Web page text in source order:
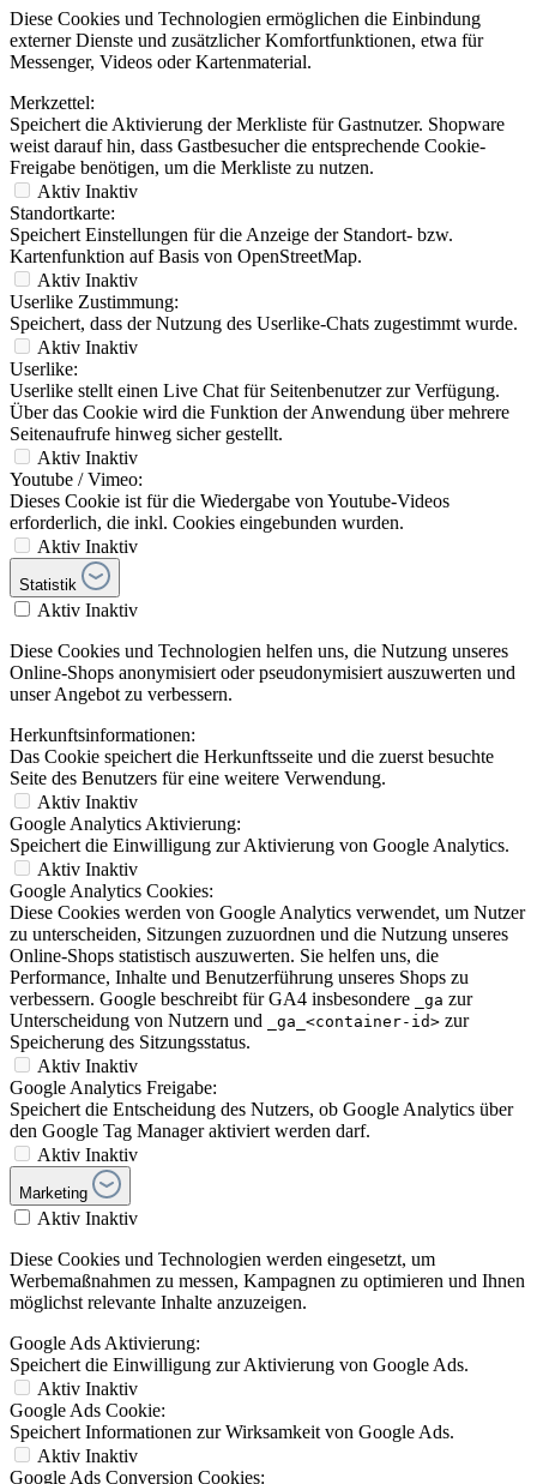
Diese Cookies und Technologien ermöglichen die Einbindung
externer Dienste und zusätzlicher Komfortfunktionen, etwa für
Messenger, Videos oder Kartenmaterial.
Merkzettel:
Speichert die Aktivierung der Merkliste für Gastnutzer. Shopware
weist darauf hin, dass Gastbesucher die entsprechende Cookie-
Freigabe benötigen, um die Merkliste zu nutzen.
Aktiv Inaktiv
Standortkarte:
Speichert Einstellungen für die Anzeige der Standort- bzw.
Kartenfunktion auf Basis von OpenStreetMap.
Aktiv Inaktiv
Userlike Zustimmung:
Speichert, dass der Nutzung des Userlike-Chats zugestimmt wurde.
Aktiv Inaktiv
Userlike:
Userlike stellt einen Live Chat für Seitenbenutzer zur Verfügung.
Über das Cookie wird die Funktion der Anwendung über mehrere
Seitenaufrufe hinweg sicher gestellt.
Aktiv Inaktiv
Youtube / Vimeo:
Dieses Cookie ist für die Wiedergabe von Youtube-Videos
erforderlich, die inkl. Cookies eingebunden wurden.
Aktiv Inaktiv
Statistik
Aktiv Inaktiv
Diese Cookies und Technologien helfen uns, die Nutzung unseres
Online-Shops anonymisiert oder pseudonymisiert auszuwerten und
unser Angebot zu verbessern.
Herkunftsinformationen:
Das Cookie speichert die Herkunftsseite und die zuerst besuchte
Seite des Benutzers für eine weitere Verwendung.
Aktiv Inaktiv
Google Analytics Aktivierung:
Speichert die Einwilligung zur Aktivierung von Google Analytics.
Aktiv Inaktiv
Google Analytics Cookies:
Diese Cookies werden von Google Analytics verwendet, um Nutzer
zu unterscheiden, Sitzungen zuzuordnen und die Nutzung unseres
Online-Shops statistisch auszuwerten. Sie helfen uns, die
Performance, Inhalte und Benutzerführung unseres Shops zu
verbessern. Google beschreibt für GA4 insbesondere
_ga zur
Unterscheidung von Nutzern und
_ga_<container-id> zur
Speicherung des Sitzungsstatus.
Aktiv Inaktiv
Google Analytics Freigabe:
Speichert die Entscheidung des Nutzers, ob Google Analytics über
den Google Tag Manager aktiviert werden darf.
Aktiv Inaktiv
Marketing
Aktiv Inaktiv
Diese Cookies und Technologien werden eingesetzt, um
Werbemaßnahmen zu messen, Kampagnen zu optimieren und Ihnen
möglichst relevante Inhalte anzuzeigen.
Google Ads Aktivierung:
Speichert die Einwilligung zur Aktivierung von Google Ads.
Aktiv Inaktiv
Google Ads Cookie:
Speichert Informationen zur Wirksamkeit von Google Ads.
Aktiv Inaktiv
Google Ads Conversion Cookies: